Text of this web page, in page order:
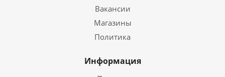
Вакансии
Магазины
Политика
Информация